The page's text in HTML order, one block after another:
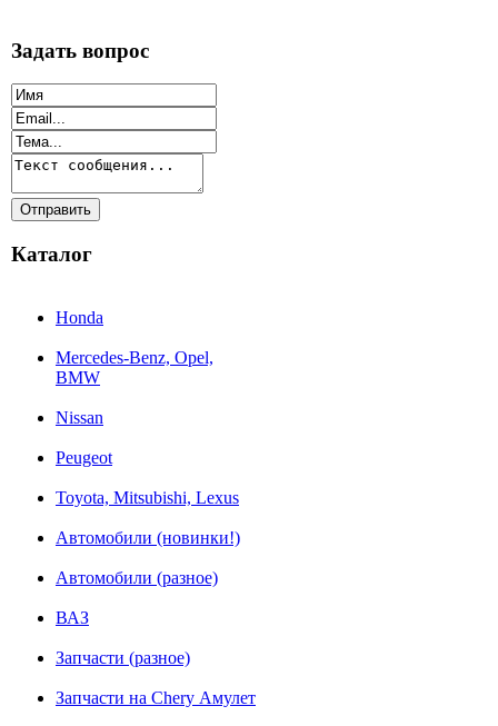
Задать вопрос
Каталог
Honda
Mercedes-Benz, Opel,
BMW
Nissan
Peugeot
Toyota, Mitsubishi, Lexus
Автомобили (новинки!)
Автомобили (разное)
ВАЗ
Запчасти (разное)
Запчасти на Chery Амулет